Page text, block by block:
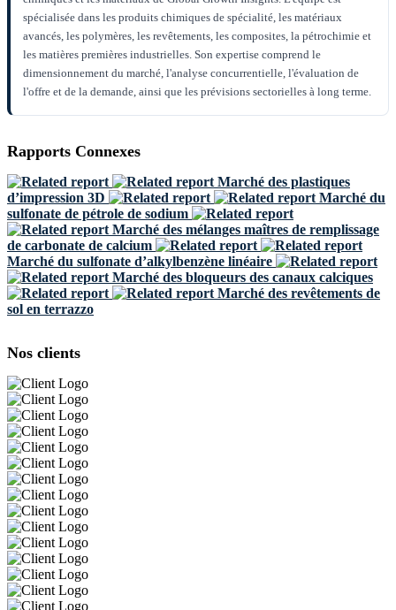
spécialisée dans les produits chimiques de spécialité, les matériaux
avancés, les polymères, les revêtements, les composites, la pétrochimie et
les matières premières industrielles. Son expertise comprend le
dimensionnement du marché, l'analyse concurrentielle, l'évaluation de
l'offre et de la demande, ainsi que les prévisions sectorielles à long terme.
Rapports Connexes
Marché des plastiques
d’impression 3D
Marché du
sulfonate de pétrole de sodium
Marché des mélanges maîtres de remplissage
de carbonate de calcium
Marché du sulfonate d’alkylbenzène linéaire
Marché des bloqueurs des canaux calciques
Marché des revêtements de
sol en terrazzo
Nos clients